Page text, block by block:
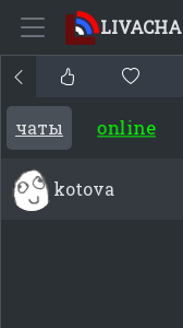
LIVACHA
чаты online
kotova